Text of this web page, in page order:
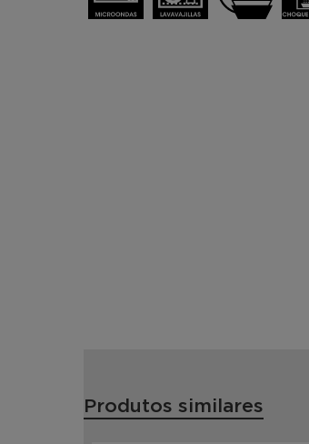
Produtos similares